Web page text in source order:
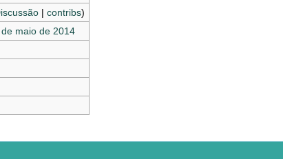
| contribs)
maio de 2014